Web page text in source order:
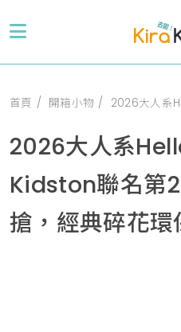
首頁 開箱小物 2026大人系Hello Kitty！
2026大人系
Kidston聯名第
搶，經典碎花